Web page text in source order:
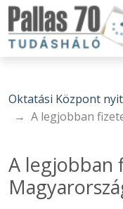
Oktatási Központ
A legjobban
A legjobban